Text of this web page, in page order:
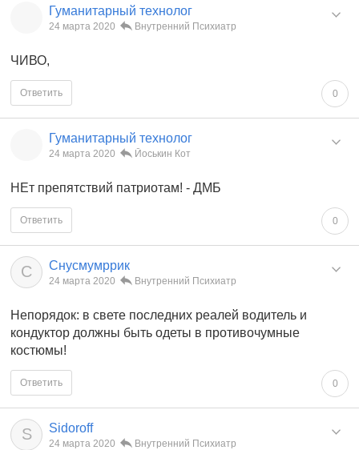
Гуманитарный технолог
24 марта 2020 Внутренний Психиатр
ЧИВО,
0
Ответить
Гуманитарный технолог
24 марта 2020 Йоськин Кот
НЕт препятствий патриотам! - ДМБ
0
Ответить
С Снусмумррик
24 марта 2020 Внутренний Психиатр
Непорядок: в свете последних реалей водитель и
кондуктор должны быть одеты в противочумные
костюмы!
0
Ответить
S Sidoroff
24 марта 2020 Внутренний Психиатр